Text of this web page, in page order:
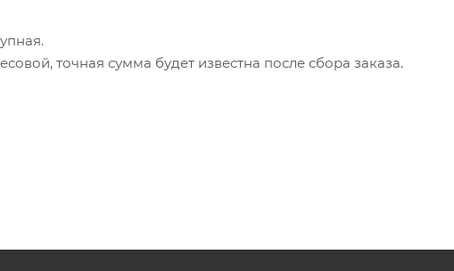
точная сумма будет известна после сбора заказа.